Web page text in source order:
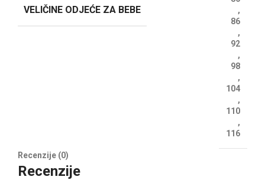
VELIČINE ODJEĆE ZA BEBE
,
86
,
92
,
98
,
104
,
110
,
116
Recenzije (0)
Recenzije